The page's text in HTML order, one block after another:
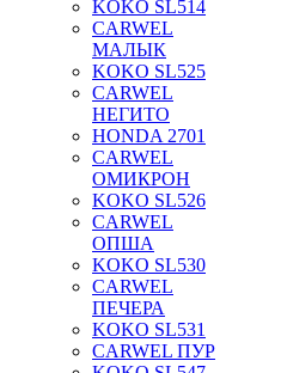
KOKO SL514
CARWEL
МАЛЫК
KOKO SL525
CARWEL
НЕГИТО
HONDA 2701
CARWEL
ОМИКРОН
KOKO SL526
CARWEL
ОПША
KOKO SL530
CARWEL
ПЕЧЕРА
KOKO SL531
CARWEL ПУР